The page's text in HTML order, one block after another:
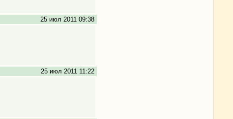
25 июл 2011 09:38
25 июл 2011 11:22